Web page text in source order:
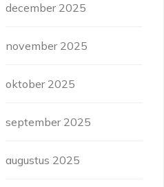
december 2025
november 2025
oktober 2025
september 2025
augustus 2025